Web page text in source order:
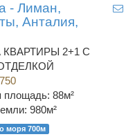
- Лиман,
Анталия,
2+1 C
88м²
980м²
моря 700м